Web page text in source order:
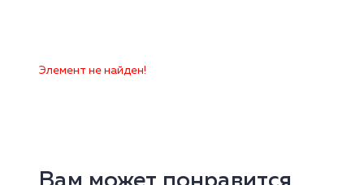
Элемент не найден!